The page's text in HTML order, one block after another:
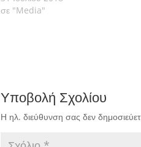
σε "Media"
Υποβολή Σχολίου
Η ηλ. διεύθυνση σας δεν